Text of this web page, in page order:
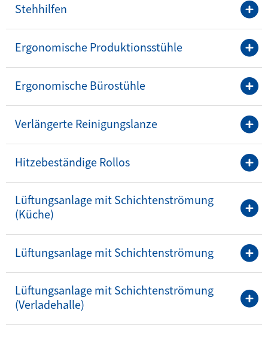
Stehhilfen
Ergonomische Produktionsstühle
Ergonomische Bürostühle
Verlängerte Reinigungslanze
Hitzebeständige Rollos
Lüftungsanlage mit Schichtenströmung
(Küche)
Lüftungsanlage mit Schichtenströmung
Lüftungsanlage mit Schichtenströmung
(Verladehalle)